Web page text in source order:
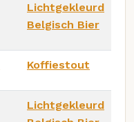
Lichtgekleurd
Belgisch Bier
Koffiestout
Lichtgekleurd